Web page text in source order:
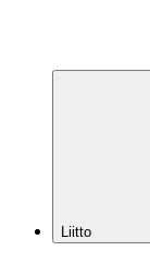
Liitto